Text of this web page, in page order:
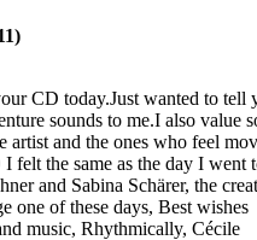
CD today.Just wanted to tell
sounds to me.I also value
artist and the ones who feel
felt the same as the day I went
and Sabina Schärer, the
one of these days, Best wishes
music, Rhythmically, Cécile